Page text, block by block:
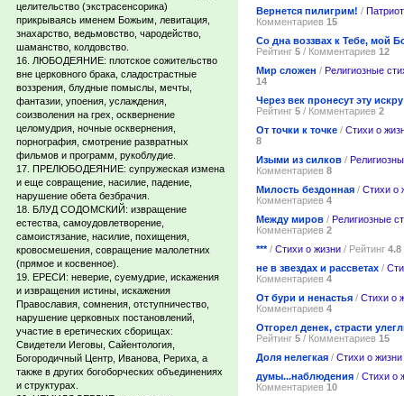
целительство (экстрасенсорика)
прикрываясь именем Божьим, левитация,
знахарство, ведьмовство, чародейство,
шаманство, колдовство.
16. ЛЮБОДЕЯНИЕ: плотское сожительство
вне церковного брака, сладострастные
воззрения, блудные помыслы, мечты,
фантазии, упоения, услаждения,
соизволения на грех, осквернение
целомудрия, ночные осквернения,
порнография, смотрение развратных
фильмов и программ, рукоблудие.
17. ПРЕЛЮБОДЕЯНИЕ: супружеская измена
и еще совращение, насилие, падение,
нарушение обета безбрачия.
18. БЛУД СОДОМСКИЙ: извращение
естества, самоудовлетворение,
самоистязание, насилие, похищения,
кровосмешения, совращение малолетних
(прямое и косвенное).
19. ЕРЕСИ: неверие, суемудрие, искажения
и извращения истины, искажения
Православия, сомнения, отступничество,
нарушение церковных постановлений,
участие в еретических сборищах:
Свидетели Иеговы, Сайентология,
Богородичный Центр, Иванова, Рериха, а
также в других богоборческих объединениях
и структурах.
Вернется пилигрим! /
Комментариев 15
Со дна воззвах к Тебе, мой
Рейтинг 5 / Комментариев 12
Мир сложен / Религиозные
14
Через век пронесут эту искру
Рейтинг 5 / Комментариев 2
От точки к точке / Стихи о
8
Изыми из силков /
Комментариев 8
Милость бездонная / Стихи о
Комментариев 4
Между миров / Религиозные
Комментариев 2
***/ Стихи о жизни / Рейтинг 4.8
не в звездах и рассветах /
Комментариев 4
От бури и ненастья / Стихи о
Комментариев 4
Отгорел денек, страсти
Рейтинг 5 / Комментариев 15
Доля нелегкая / Стихи о жизни
думы...наблюдения / Стихи о
Комментариев 10